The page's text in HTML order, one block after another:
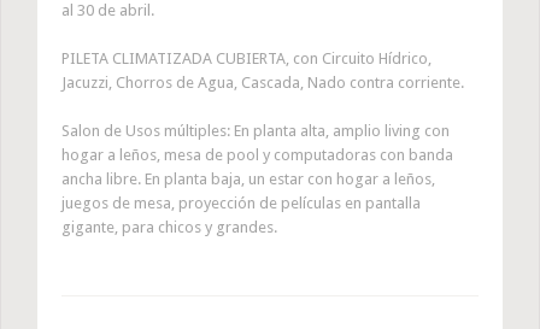
al 30 de abril.
PILETA CLIMATIZADA CUBIERTA, con Circuito Hídrico,
Jacuzzi, Chorros de Agua, Cascada, Nado contra corriente.
Salon de Usos múltiples: En planta alta, amplio living con
hogar a leños, mesa de pool y computadoras con banda
ancha libre. En planta baja, un estar con hogar a leños,
juegos de mesa, proyección de películas en pantalla
gigante, para chicos y grandes.